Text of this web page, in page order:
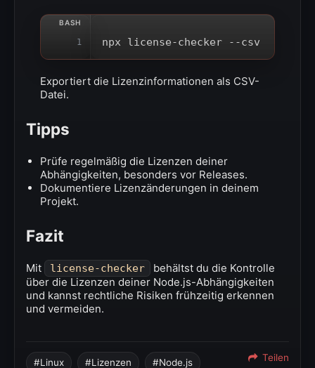
1 npx license-checker --csv
Exportiert die Lizenzinformationen als CSV-
Datei.
Tipps
Prüfe regelmäßig die Lizenzen deiner
Abhängigkeiten, besonders vor Releases.
Dokumentiere Lizenzänderungen in deinem
Projekt.
Fazit
Mit license-checker
behältst du die Kontrolle
über die Lizenzen deiner Node.js-Abhängigkeiten
und kannst rechtliche Risiken frühzeitig erkennen
und vermeiden.
Teilen
Linux Lizenzen Node.js